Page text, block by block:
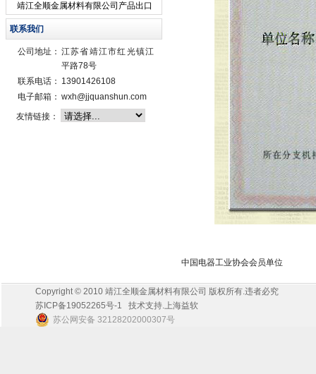
靖江全顺金属材料有限公司产品出口
欧美市场
联系我们
公司地址： 江苏省靖江市红光镇江
平路78号
联系电话： 13901426108
电子邮箱： wxh@jjquanshun.com
友情链接：
中国电器工业协会会员单位
Copyright © 2010 靖江全顺金属材料有限公司 版权所有.违者必究
苏ICP备19052265号-1 技术支持.上海益软
苏公网安备 32128202000307号